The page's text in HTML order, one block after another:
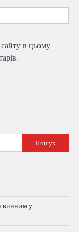
в цьому
Пошук
винним у